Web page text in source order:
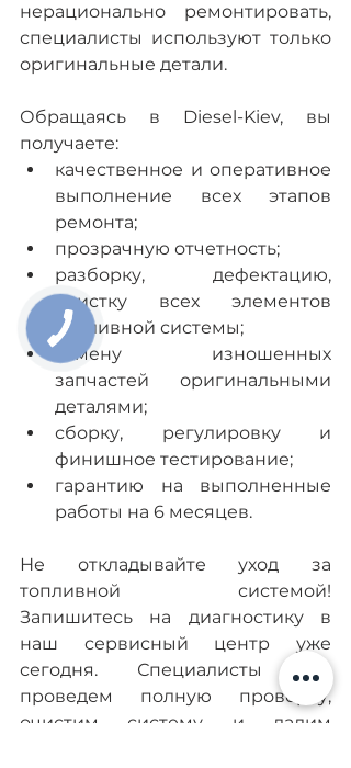
нерационально ремонтировать,
специалисты используют только
оригинальные детали.
Обращаясь в Diesel-Kiev, вы
получаете:
качественное и оперативное
выполнение всех этапов
ремонта;
прозрачную отчетность;
разборку, дефектацию,
очистку всех элементов
топливной системы;
замену изношенных
запчастей оригинальными
деталями;
сборку, регулировку и
финишное тестирование;
гарантию на выполненные
работы на 6 месяцев.
Не откладывайте уход за
топливной системой!
Запишитесь на диагностику в
наш сервисный центр уже
сегодня. Специалисты Мы
проведем полную проверку,
очистим систему и дадим